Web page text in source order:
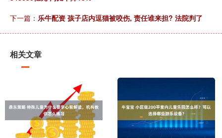
下一篇： 乐牛配资 孩子店内逗猫被咬伤, 责任谁来担? 法院判了
相关文章